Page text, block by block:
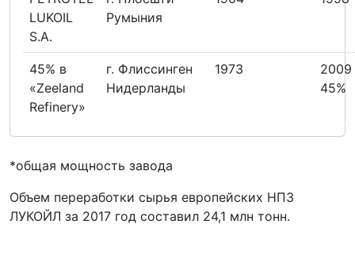
LUKOIL
S.A.
Румыния
45% в
«Zeeland
Refinery»
г. Флиссинген
Нидерланды
1973
45%
*общая мощность завода
Объем переработки сырья европейских НПЗ
ЛУКОЙЛ за 2017 год составил 24,1 млн тонн.